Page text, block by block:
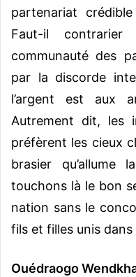
partenariat
Faut-il
communauté des
par la discorde
l’argent est aux
Autrement dit, les
préfèrent les cieux
brasier qu’allume
touchons là le bon
nation sans le
fils et filles unis dans
Ouédraogo